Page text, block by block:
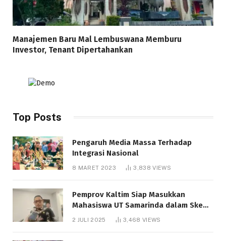
Manajemen Baru Mal Lembuswana Memburu
Investor, Tenant Dipertahankan
Top Posts
Pengaruh Media Massa Terhadap
Integrasi Nasional
8 MARET 2023 3,838VIEWS
Pemprov Kaltim Siap Masukkan
Mahasiswa UT Samarinda dalam Skema
Bantuan Pendidikan Gratispol
2 JULI 2025 3,468 VIEWS